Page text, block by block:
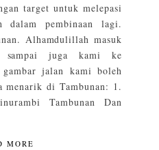
target untuk melepasi
pembinaan lagi.
Alhamdulillah masuk
sampai juga kami ke
jalan kami boleh
di Tambunan: 1.
Tambunan Dan
MORE